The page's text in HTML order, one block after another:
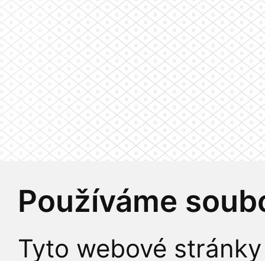
Používáme
Tyto webové